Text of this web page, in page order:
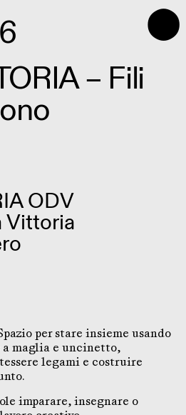
⬤
– Fili
ODV
Vittoria
per stare insieme usando
maglia e uncinetto,
legami e costruire
imparare, insegnare o